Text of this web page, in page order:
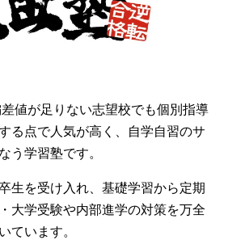
値が足りない志望校でも個別指導
る点で人気が高く、自学自習のサ
う学習塾です。
生を受け入れ、基礎学習から定期
大学受験や内部進学の対策を万全
ています。